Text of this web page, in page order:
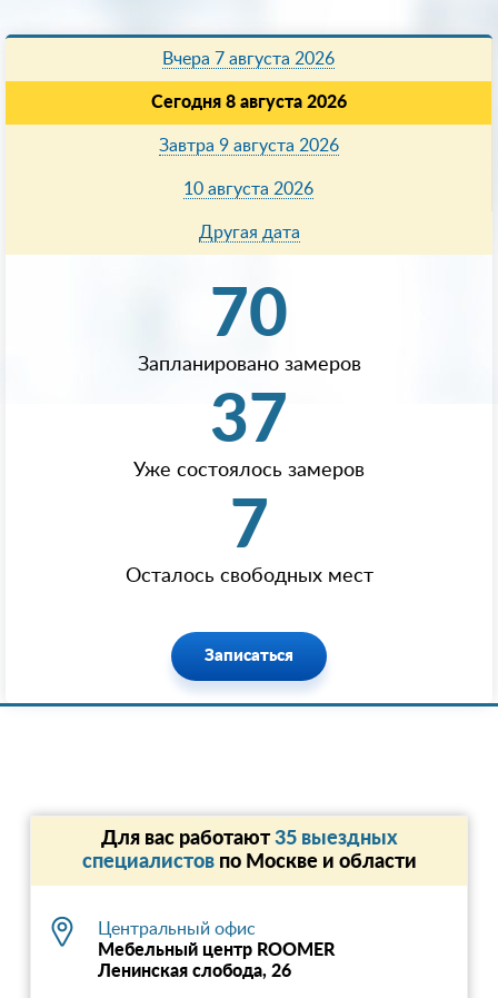
Вчера 7 августа 2026
Сегодня 8 августа 2026
Завтра 9 августа 2026
10 августа 2026
Другая дата
70
Запланировано замеров
37
Уже состоялось замеров
7
Осталось свободных мест
Записаться
Для вас работают35 выездных
специалистовпо Москве и области
Центральный офис
Мебельный центр ROOMER
Ленинская слобода, 26